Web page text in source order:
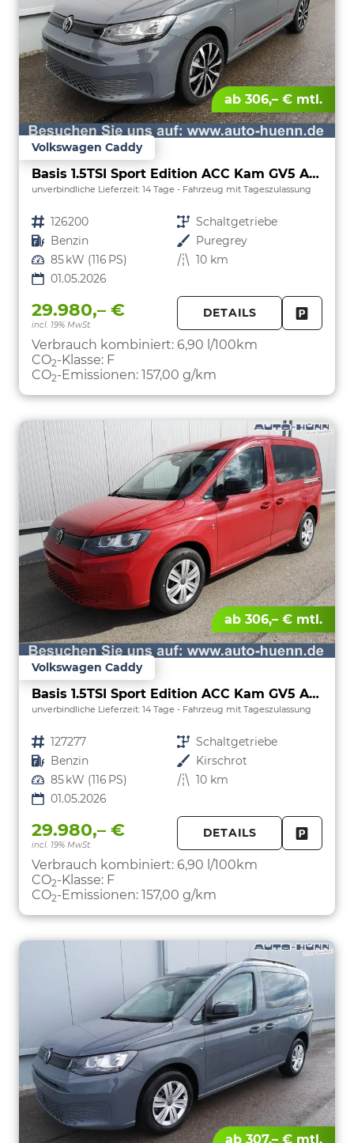
ab 306,– € mtl.
Volkswagen Caddy
Basis 1.5TSI Sport Edition ACC Kam GV5 App
unverbindliche Lieferzeit: 14 Tage Fahrzeug mit Tageszulassung
Fahrzeugnr. 126200 Getriebe Schaltgetriebe
Kraftstoff Benzin Außenfarbe Puregrey
Leistung 85 kW (116 PS) Kilometerstand 10 km
01.05.2026
29.980,– €
incl. 19% MwSt.
DETAILS
Verbrauch kombiniert: 6,90 l/100km
CO2-Klasse: F
CO2-Emissionen: 157,00 g/km
ab 306,– € mtl.
Volkswagen Caddy
Basis 1.5TSI Sport Edition ACC Kam GV5 App
unverbindliche Lieferzeit: 14 Tage Fahrzeug mit Tageszulassung
Fahrzeugnr. 127277 Getriebe Schaltgetriebe
Kraftstoff Benzin Außenfarbe Kirschrot
Leistung 85 kW (116 PS) Kilometerstand 10 km
01.05.2026
29.980,– €
incl. 19% MwSt.
DETAILS
Verbrauch kombiniert: 6,90 l/100km
CO2-Klasse: F
CO2-Emissionen: 157,00 g/km
ab 307,– € mtl.